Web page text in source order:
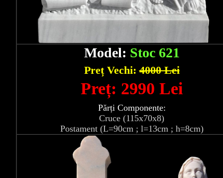
Model: Stoc 621
Preț Vechi:4000 Lei
Preț: 2990 Lei
Părți Componente:
Cruce (115x70x8)
Postament (L=90cm ; l=13cm ; h=8cm)